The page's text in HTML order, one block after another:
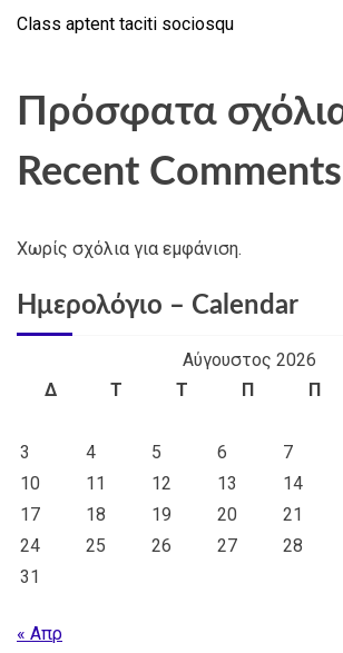
Class aptent taciti sociosqu
Πρόσφατα
Recent Comments
Χωρίς σχόλια για εμφάνιση.
Ημερολόγιο – Calendar
Αύγουστος 2026
Δ
Τ Τ Π Π
3
4 5 6 7
10
11 12 13 14
17
18 19 20 21
24
25 26 27 28
31
« Απρ